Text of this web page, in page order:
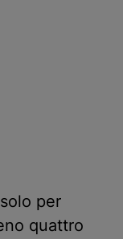
per
quattro